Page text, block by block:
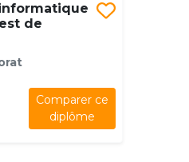
de
Comparer ce
diplôme